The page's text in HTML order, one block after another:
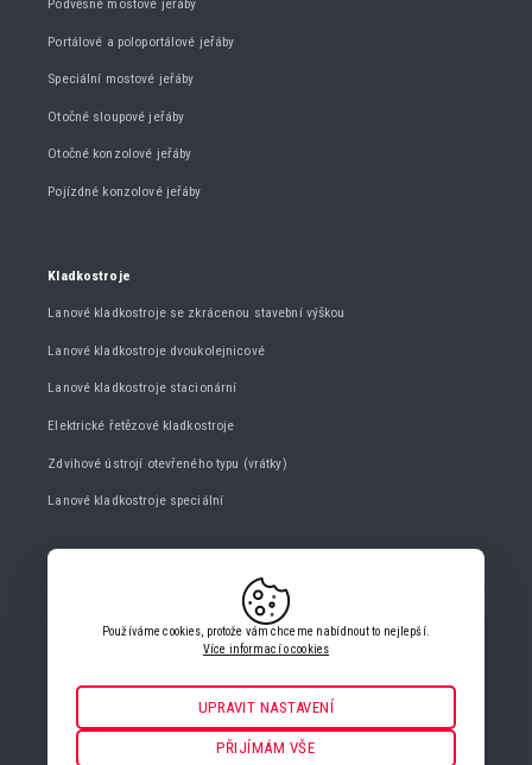
Podvěsné mostové jeřáby
Portálové a poloportálové jeřáby
Speciální mostové jeřáby
Otočné sloupové jeřáby
Otočné konzolové jeřáby
Pojízdné konzolové jeřáby
Kladkostroje
Lanové kladkostroje se zkrácenou stavební výškou
Lanové kladkostroje dvoukolejnicové
Lanové kladkostroje stacionární
Elektrické řetězové kladkostroje
Zdvihové ústrojí otevřeného typu (vrátky)
Lanové kladkostroje speciální
info@gigasro.czPoužíváme cookies, protože vám chceme nabídnout to nejlepší.
Více informací o cookies
UPRAVIT NASTAVENÍ
PŘIJÍMÁM VŠE